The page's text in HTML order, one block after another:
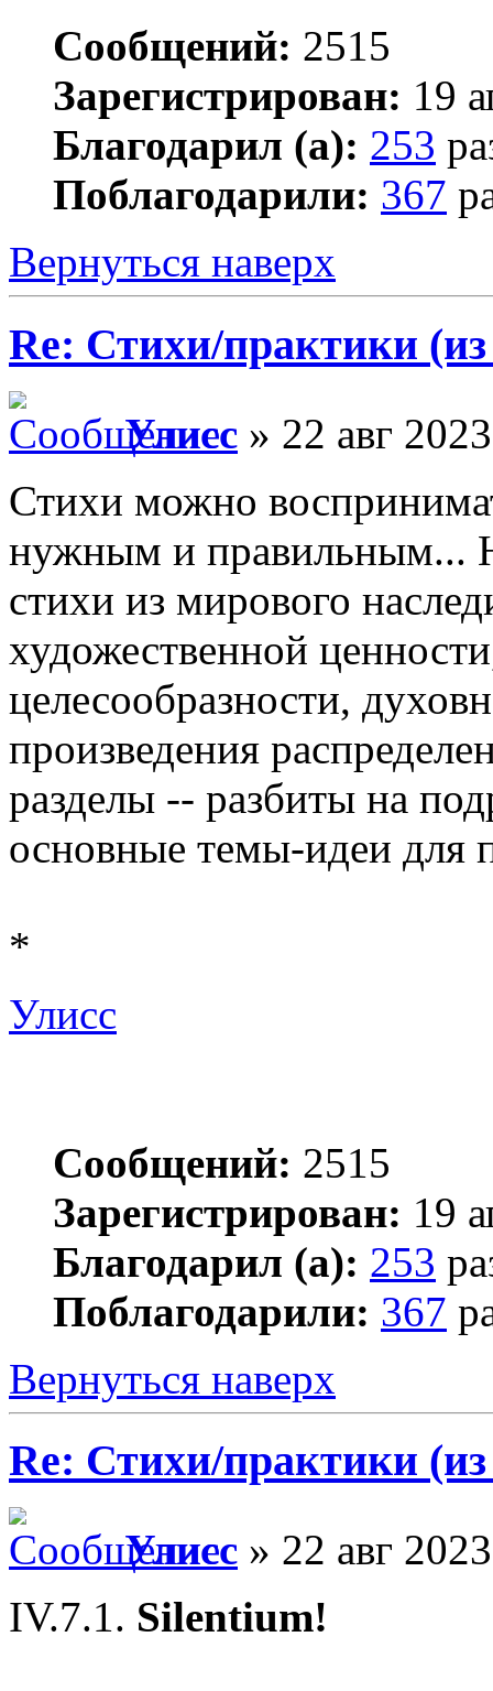
Сообщений: 2515
Зарегистрирован: 19
Благодарил (а): 253
Поблагодарили: 367
Вернуться наверх
Re: Стихи/практики
Улисс » 22 авг
Стихи можно
нужным и правильным...
стихи из мирового
художественной
целесообразности,
произведения
разделы -- разбиты на
основные темы-идеи для
*
Улисс
Сообщений: 2515
Зарегистрирован: 19
Благодарил (а): 253
Поблагодарили: 367
Вернуться наверх
Re: Стихи/практики
Улисс » 22 авг
IV.7.1. Silentium!